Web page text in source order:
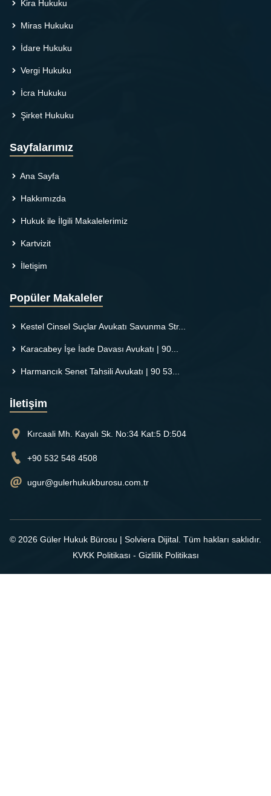
Kira Hukuku
Miras Hukuku
İdare Hukuku
Vergi Hukuku
İcra Hukuku
Şirket Hukuku
Sayfalarımız
Ana Sayfa
Hakkımızda
Hukuk ile İlgili Makalelerimiz
Kartvizit
İletişim
Popüler Makaleler
Kestel Cinsel Suçlar Avukatı Savunma Str...
Karacabey İşe İade Davası Avukatı | 90...
Harmancık Senet Tahsili Avukatı | 90 53...
İletişim
Kırcaali Mh. Kayalı Sk. No:34 Kat:5 D:504
+90 532 548 4508
ugur@gulerhukukburosu.com.tr
© 2026 Güler Hukuk Bürosu | Solviera Dijital . Tüm hakları saklıdır.
KVKK Politikası - Gizlilik Politikası